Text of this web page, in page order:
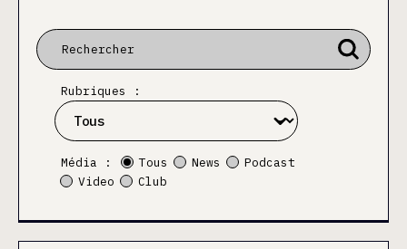
Rubriques :
Média : Tous News
Podcast
Video
Club